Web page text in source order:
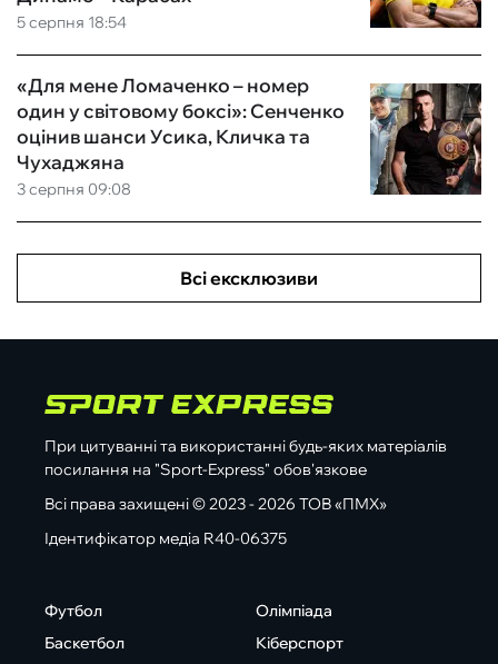
5 серпня 18:54
3 серпня 09:08
«Для мене Ломаченко – номер
один у світовому боксі»: Сенченко
оцінив шанси Усика, Кличка та
Чухаджяна
Всі ексклюзиви
При цитуванні та використанні будь-яких матеріалів
посилання на "Sport-Express" обов'язкове
Всі права захищені © 2023 - 2026 ТОВ «ПМХ»
Ідентифікатор медіа R40-06375
Футбол
Баскетбол
Олімпіада
Кіберспорт